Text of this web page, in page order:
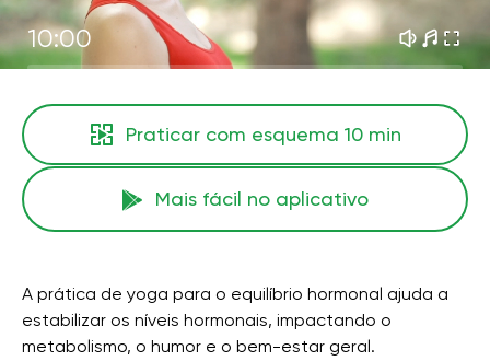
10:00
Praticar com esquema 10 min
Mais fácil no aplicativo
A prática de yoga para o equilíbrio hormonal ajuda a
estabilizar os níveis hormonais, impactando o
metabolismo, o humor e o bem-estar geral.